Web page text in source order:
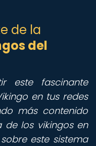
de la
del
este fascinante
en tus redes
más contenido
los vikingos en
este sistema